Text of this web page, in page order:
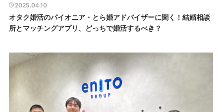
2025.04.10
オタク婚活のパイオニア・とら婚アドバイザーに聞く！結婚相談
所とマッチングアプリ、どっちで婚活するべき？